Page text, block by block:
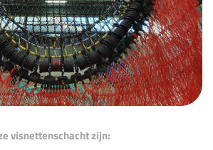
visnettenschacht zijn: